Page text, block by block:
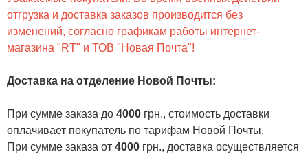
отгрузка и доставка заказов производится без
изменений, согласно графикам работы интернет-
магазина "RT" и ТОВ "Новая Почта"!
Доставка на отделение Новой Почты:
При сумме заказа до 4000 грн., стоимость доставки
оплачивает покупатель по тарифам Новой Почты.
При сумме заказа от 4000 грн., доставка осуществляется